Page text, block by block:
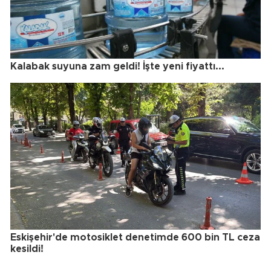
Kalabak suyuna zam geldi! İşte yeni fiyattı...
Eskişehir'de motosiklet denetimde 600 bin TL ceza
kesildi!